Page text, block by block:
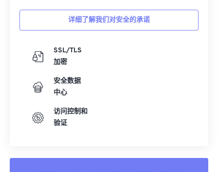
详细了解我们对安全的承诺
SSL/TLS
加密
安全数据
中心
访问控制和
验证